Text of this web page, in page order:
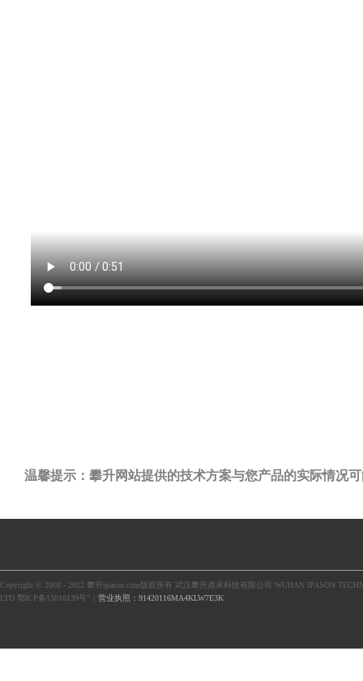
温馨提示：攀升网站提供的技术方案与您产品的实际情况
Copyright © 2008 - 2022 攀升ipason.com版权所有 武汉攀升鼎承科技有限公司 WUHAN IPASON
LTD 鄂ICP备15016139号"｜ 营业执照：91420116MA4KLW7E3K